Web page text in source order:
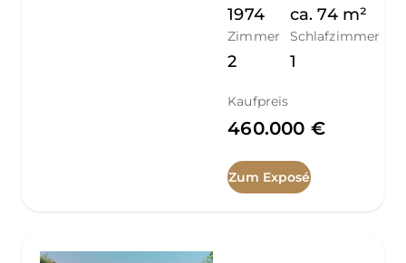
1974 ca. 74 m²
Zimmer
2
Schlafzimmer
1
Kaufpreis
460.000 €
Zum Exposé